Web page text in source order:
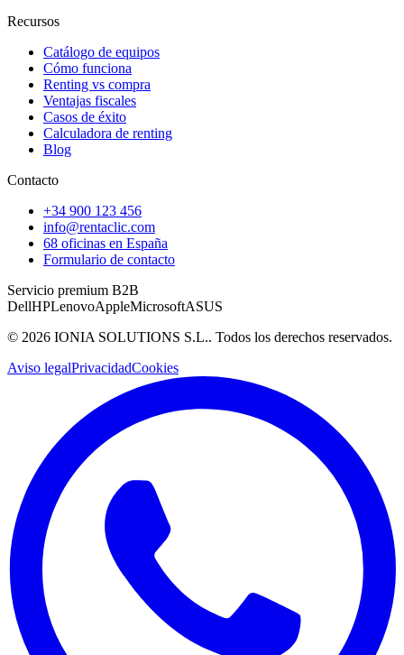
Recursos
Catálogo de equipos
Cómo funciona
Renting vs compra
Ventajas fiscales
Casos de éxito
Calculadora de renting
Blog
Contacto
+34 900 123 456
info@rentaclic.com
68 oficinas en España
Formulario de contacto
Servicio premium B2B
DellHPLenovoAppleMicrosoftASUS
© 2026 IONIA SOLUTIONS S.L.. Todos los derechos reservados.
Aviso legalPrivacidadCookies